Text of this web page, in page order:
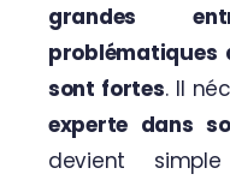
grandes
problématiques
sont fortes. Il
experte dans
devient